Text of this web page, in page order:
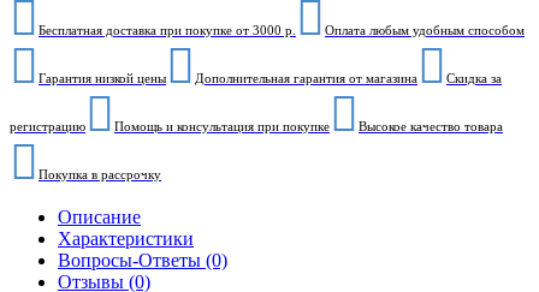
Бесплатная доставка при покупке от 3000 р. Оплата любым удобным способом
Гарантия низкой цены Дополнительная гарантия от магазина Скидка за
регистрацию Помощь и консультация при покупке Высокое качество товара
Покупка в рассрочку
Описание
Характеристики
Вопросы-Ответы (0)
Отзывы (0)